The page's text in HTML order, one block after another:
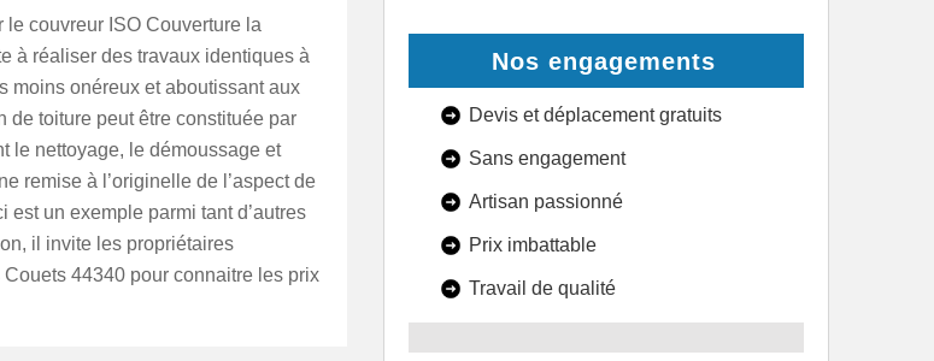
le couvreur ISO Couverture la
à réaliser des travaux identiques à
moins onéreux et aboutissant aux
de toiture peut être constituée par
le nettoyage, le démoussage et
remise à l’originelle de l’aspect de
est un exemple parmi tant d’autres
il invite les propriétaires
44340 pour connaitre les prix
Nos engagements
Devis et déplacement gratuits
Sans engagement
Artisan passionné
Prix imbattable
Travail de qualité